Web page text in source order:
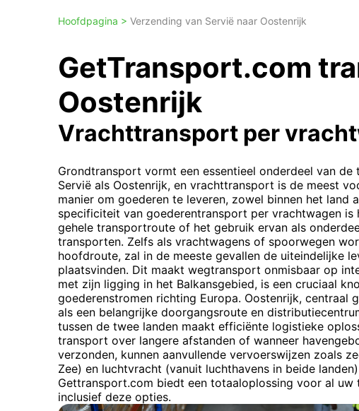
Hoofdpagina > Verzending van Servië naar Oostenrijk
GetTransport.com
Oostenrijk
Vrachttransport per
Grondtransport vormt een essentieel onderdeel van de
Servië als Oostenrijk, en vrachttransport is de meest
manier om goederen te leveren, zowel binnen het land
specificiteit van goederentransport per vrachtwagen is
gehele transportroute of het gebruik ervan als
transporten. Zelfs als vrachtwagens of spoorwegen
hoofdroute, zal in de meeste gevallen de uiteindelijke
plaatsvinden. Dit maakt wegtransport onmisbaar op
met zijn ligging in het Balkansgebied, is een cruciaal
goederenstromen richting Europa. Oostenrijk, centraal
als een belangrijke doorgangsroute en
tussen de twee landen maakt efficiënte logistieke
transport over langere afstanden of wanneer
verzonden, kunnen aanvullende vervoerswijzen zoals
Zee) en luchtvracht (vanuit luchthavens in beide
Gettransport.com biedt een totaaloplossing voor al uw
inclusief deze opties.